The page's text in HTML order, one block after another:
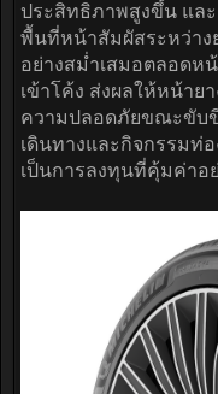
ประสิทธิภาพสูงขึ้น และ
พื้นที่หน้าสัมผัสระหว่าง
อย่างสม่ำเสมอตลอดหน้
เข้าโค้ง ส่งผลให้หน้าย
ความปลอดภัยขณะขับขี่
เดินทางและกิจกรรมท่
เป็นการลงทุนที่คุ้มค่าอ